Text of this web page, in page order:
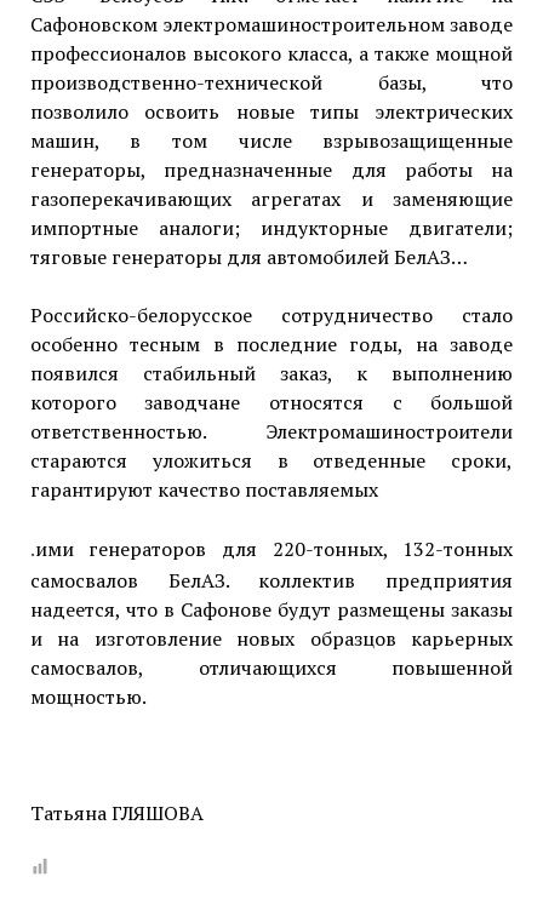
Сафоновском электромашиностроительном заводе
профессионалов высокого класса, а также мощной
производственно-технической базы, что
позволило освоить новые типы электрических
машин, в том числе взрывозащищенные
генераторы, предназначенные для работы на
газоперекачивающих агрегатах и заменяющие
импортные аналоги; индукторные двигатели;
тяговые генераторы для автомобилей БелАЗ…
Российско-белорусское сотрудничество стало
особенно тесным в последние годы, на заводе
появился стабильный заказ, к выполнению
которого заводчане относятся с большой
ответственностью. Электромашиностроители
стараются уложиться в отведенные сроки,
гарантируют качество поставляемых
.ими генераторов для 220-тонных, 132-тонных
самосвалов БелАЗ. коллектив предприятия
надеется, что в Сафонове будут размещены заказы
и на изготовление новых образцов карьерных
самосвалов, отличающихся повышенной
мощностью.
Татьяна ГЛЯШОВА